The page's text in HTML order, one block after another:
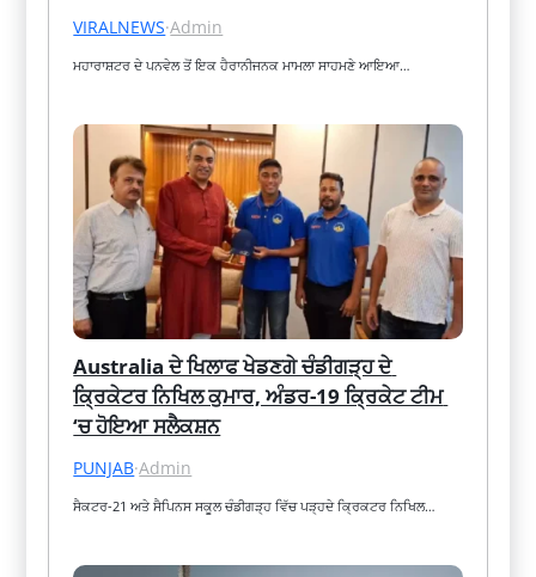
VIRALNEWS·Admin
ਮਹਾਰਾਸ਼ਟਰ ਦੇ ਪਨਵੇਲ ਤੋਂ ਇਕ ਹੈਰਾਨੀਜਨਕ ਮਾਮਲਾ ਸਾਹਮਣੇ ਆਇਆ…
Australia ਦੇ ਖਿਲਾਫ ਖੇਡਣਗੇ ਚੰਡੀਗੜ੍ਹ ਦੇ
ਕ੍ਰਿਕੇਟਰ ਨਿਖਿਲ ਕੁਮਾਰ, ਅੰਡਰ-19 ਕ੍ਰਿਕੇਟ ਟੀਮ
‘ਚ ਹੋਇਆ ਸਲੈਕਸ਼ਨ
PUNJAB·Admin
ਸੈਕਟਰ-21 ਅਤੇ ਸੈਪਿਨਸ ਸਕੂਲ ਚੰਡੀਗੜ੍ਹ ਵਿੱਚ ਪੜ੍ਹਦੇ ਕ੍ਰਿਕਟਰ ਨਿਖਿਲ…